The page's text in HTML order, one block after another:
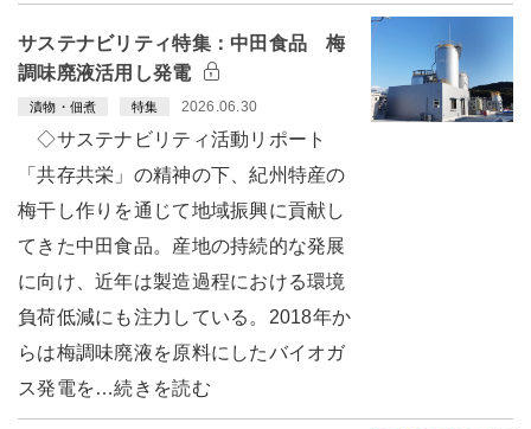
サステナビリティ特集：中田食品 梅
調味廃液活用し発電
漬物・佃煮 特集 2026.06.30
◇サステナビリティ活動リポート
「共存共栄」の精神の下、紀州特産の
梅干し作りを通じて地域振興に貢献し
てきた中田食品。産地の持続的な発展
に向け、近年は製造過程における環境
負荷低減にも注力している。2018年か
らは梅調味廃液を原料にしたバイオガ
ス発電を…続きを読む